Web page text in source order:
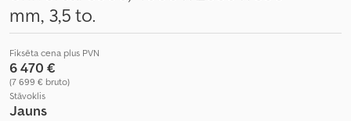
mm, 3,5 to.
Fiksēta cena plus PVN
6 470 €
(7 699 € bruto)
Stāvoklis
Jauns